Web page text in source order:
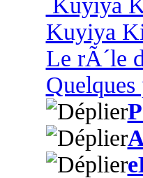
Kuyiya
Kuyiya
Le rÃ´le
Quelques